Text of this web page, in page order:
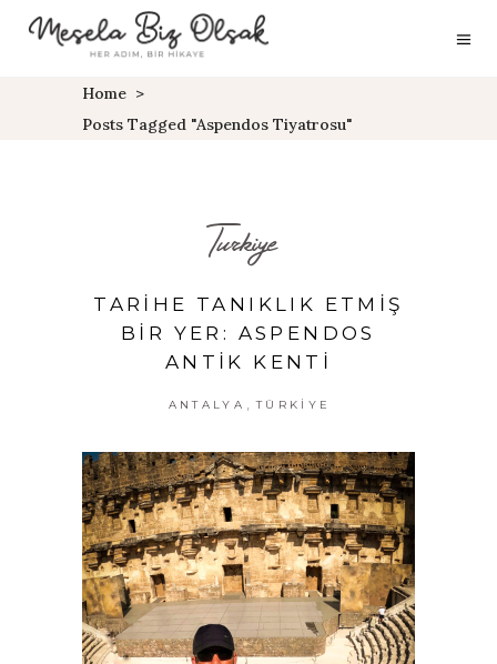
Home >
Posts Tagged "Aspendos Tiyatrosu"
Turkiye
TARIHE TANIKLIK ETMIŞ
BIR YER: ASPENDOS
ANTIK KENTI
ANTALYA TÜRKIYE